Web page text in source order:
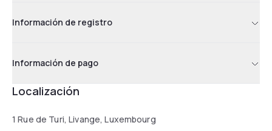
Información de registro
Información de pago
Localización
1 Rue de Turi, Livange, Luxembourg